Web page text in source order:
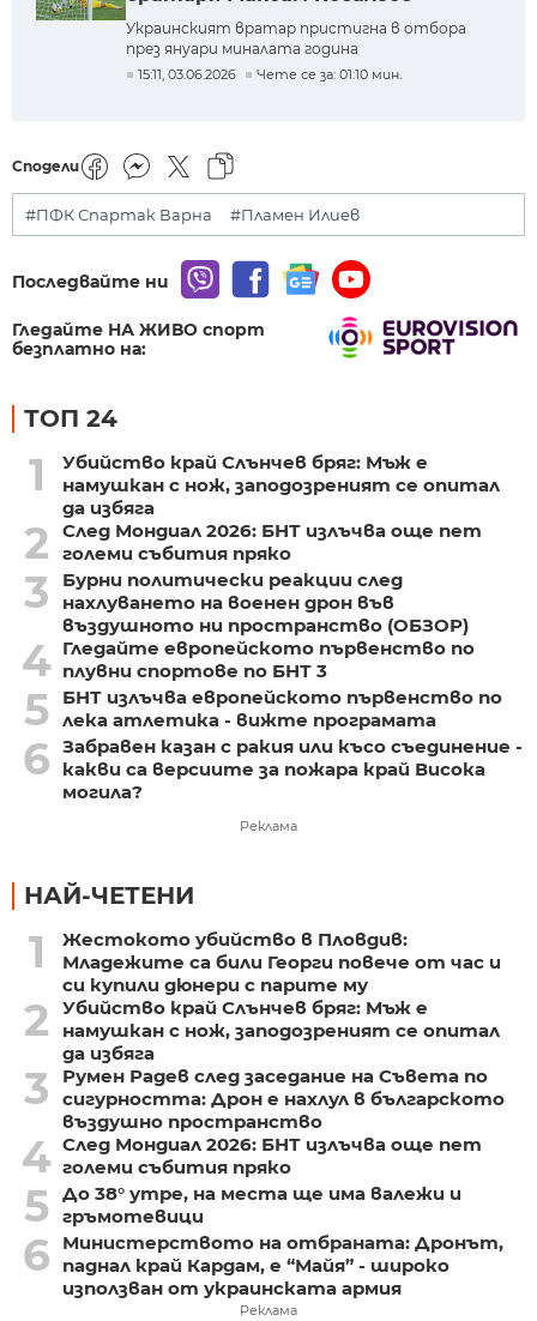
Украинският вратар пристигна в отбора
през януари миналата година
15:11, 03.06.2026 Чете се за: 01:10 мин.
Сподели
#ПФК Спартак Варна #Пламен Илиев
Последвайте ни
Гледайте НА ЖИВО спорт
безплатно на:
ТОП 24
1
Убийство край Слънчев бряг: Мъж е
намушкан с нож, заподозреният се опитал
да избяга
2
След Мондиал 2026: БНТ излъчва още пет
големи събития пряко
3
Бурни политически реакции след
нахлуването на военен дрон във
въздушното ни пространство (ОБЗОР)
4 Гледайте европейското първенство по
плувни спортове по БНТ 3
5
БНТ излъчва европейското първенство по
лека атлетика - вижте програмата
6 Забравен казан с ракия или късо съединение -
какви са версиите за пожара край Висока
могила?
Реклама
НАЙ-ЧЕТЕНИ
1
Жестокото убийство в Пловдив:
Младежите са били Георги повече от час и
си купили дюнери с парите му
2
Убийство край Слънчев бряг: Мъж е
намушкан с нож, заподозреният се опитал
да избяга
3
Румен Радев след заседание на Съвета по
сигурността: Дрон е нахлул в българското
въздушно пространство
4 След Мондиал 2026: БНТ излъчва още пет
големи събития пряко
5 До 38° утре, на места ще има валежи и
гръмотевици
6
Министерството на отбраната: Дронът,
паднал край Кардам, е “Майя” - широко
използван от украинската армия
Реклама